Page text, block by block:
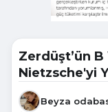
Zerdüşt’ün B
Nietzsche'yi
Beyza